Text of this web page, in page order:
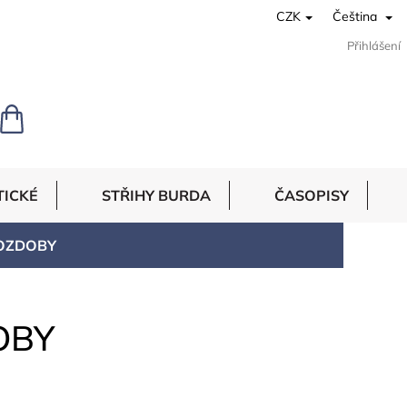
CZK Čeština
Přihlášení
NÁKUPNÍ
KOŠÍK
STŘIHY BURDA ČASOPISY